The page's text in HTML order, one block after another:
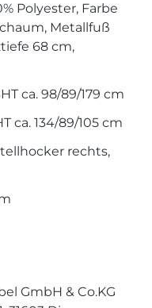
Polyester, Farbe
Metallfuß
68 cm,
ca. 98/89/179 cm
ca. 134/89/105 cm
rechts,
GmbH & Co.KG